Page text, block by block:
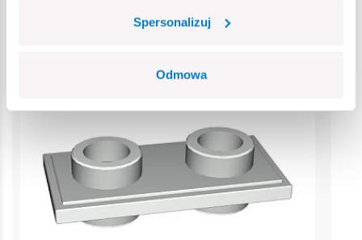
Spersonalizuj
Odmowa